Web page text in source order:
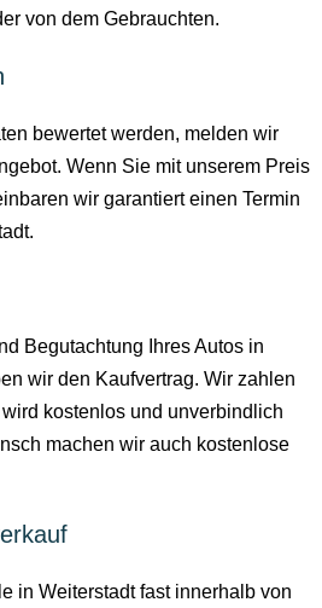
von dem Gebrauchten.
bewertet werden, melden wir
Wenn Sie mit unserem Preis
wir garantiert einen Termin
Begutachtung Ihres Autos in
wir den Kaufvertrag. Wir zahlen
kostenlos und unverbindlich
machen wir auch kostenlose
in Weiterstadt fast innerhalb von